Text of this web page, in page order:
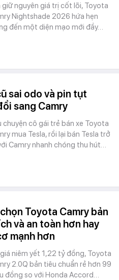
giữ nguyên giá trị cốt lõi, Toyota
Nightshade 2026 hứa hẹn
đến một diện mạo mới đầy…
sai odo và pin tụt
sang Camry
chuyện cô gái trẻ bán xe Toyota
mua Tesla, rồi lại bán Tesla trở
Camry nhanh chóng thu hút…
Toyota Camry bản
và an toàn hơn hay
mạnh hơn
niêm yết 1,22 tỷ đồng, Toyota
2.0Q bản tiêu chuẩn rẻ hơn 99
đồng so với Honda Accord…